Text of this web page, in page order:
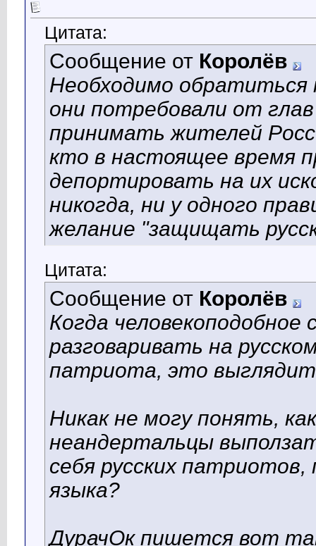
Цитата:
Сообщение от Королёв
Необходимо обратиться
они потребовали от
принимать жителей
кто в настоящее время
депортировать на их
никогда, ни у одного
желание "защищать
Цитата:
Сообщение от Королёв
Когда
разговаривать на
патриота, это
Никак не могу понять,
неандертальцы
себя русских патриотов,
языка?
ДурачОк пишется вот